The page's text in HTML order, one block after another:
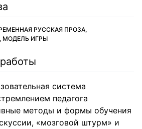
РУССКАЯ ПРОЗА,
МОДЕЛЬ ИГРЫ
система
педагога
методы и формы обучения
«мозговой штурм» и